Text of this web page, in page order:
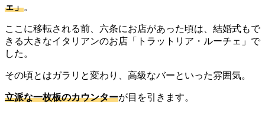
ェ」。
ここに移転される前、六条にお店があった頃は、結婚式もで
きる大きなイタリアンのお店「トラットリア・ルーチェ」で
した。
その頃とはガラリと変わり、高級なバーといった雰囲気。
立派な一枚板のカウンターが目を引きます。